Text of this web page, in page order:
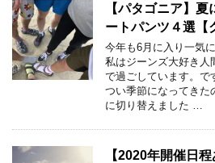
【パタゴニア】
ートパンツ４選【
今年も6月に入り一気
私はジーンズ大好き人
で過ごしています。で
つい季節になってきた
に切り替えました …
【2020年開催日